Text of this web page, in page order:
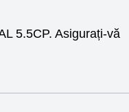
5.5CP. Asigurați-vă